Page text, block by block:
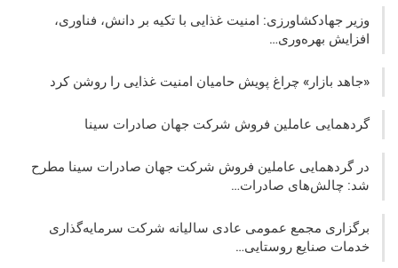
وزیر جهادکشاورزی: امنیت غذایی با تکیه بر دانش، فناوری،
افزایش بهره‌وری…
«جاهد بازار» چراغ پویش حامیان امنیت غذایی را روشن کرد
گردهمایی عاملین فروش شرکت جهان صادرات سینا
در گردهمایی عاملین فروش شرکت جهان صادرات سینا مطرح
شد: چالش‌های صادرات…
برگزاری مجمع عمومی عادی سالیانه شرکت سرمایه‌گذاری
خدمات صنایع روستایی…